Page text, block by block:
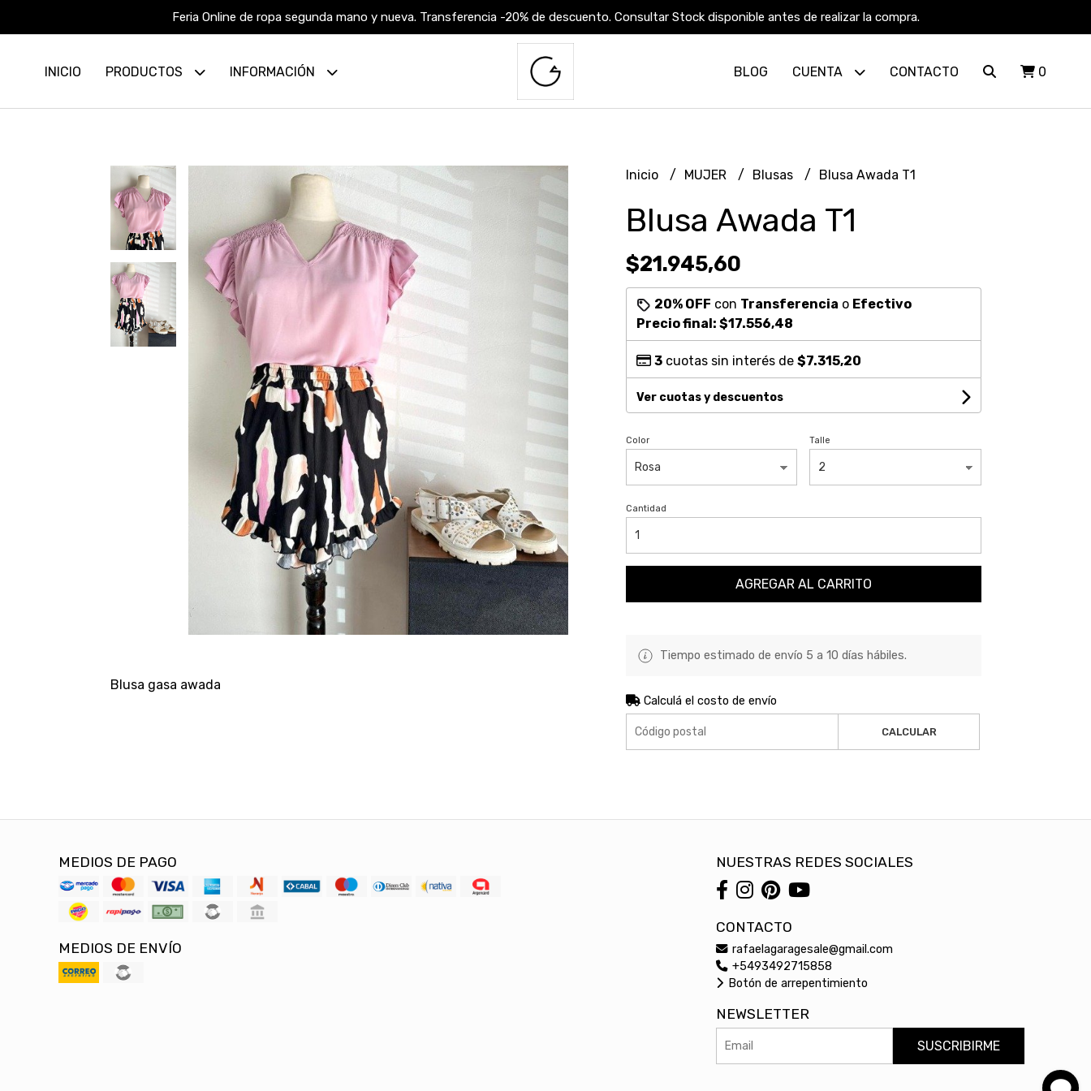
Feria Online de ropa segunda mano y nueva. Transferencia -20% de descuento. Consultar Stock disponible antes de realizar la compra.
INICIO PRODUCTOS INFORMACIÓN BLOG CUENTA CONTACTO 0
Blusa gasa awada
Inicio MUJER Blusas Blusa Awada T1
Blusa Awada T1
$21.945,60
20% OFF con Transferencia o Efectivo
Precio final: $17.556,48
3cuotas sin interés de $7.315,20
Ver cuotas y descuentos
Color Talle
Cantidad
AGREGAR AL CARRITO
Tiempo estimado de envío 5 a 10 días hábiles.
Calculá el costo de envío
CALCULAR
MEDIOS DE PAGO
MEDIOS DE ENVÍO
NUESTRAS REDES SOCIALES
CONTACTO
rafaelagaragesale@gmail.com
+5493492715858
Botón de arrepentimiento
NEWSLETTER
SUSCRIBIRME